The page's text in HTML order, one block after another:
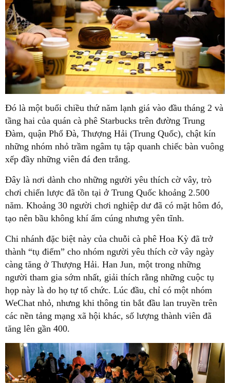
Đó là một buổi chiều thứ năm lạnh giá vào đầu tháng 2 và
tầng hai của quán cà phê Starbucks trên đường Trung
Đàm, quận Phổ Đà, Thượng Hải (Trung Quốc), chật kín
những nhóm nhỏ trầm ngâm tụ tập quanh chiếc bàn vuông
xếp đầy những viên đá đen trắng.
Đây là nơi dành cho những người yêu thích cờ vây, trò
chơi chiến lược đã tồn tại ở Trung Quốc khoảng 2.500
năm. Khoảng 30 người chơi nghiệp dư đã có mặt hôm đó,
tạo nên bầu không khí ấm cúng nhưng yên tĩnh.
Chi nhánh đặc biệt này của chuỗi cà phê Hoa Kỳ đã trở
thành “tụ điểm” cho nhóm người yêu thích cờ vây ngày
càng tăng ở Thượng Hải. Han Jun, một trong những
người tham gia sớm nhất, giải thích rằng những cuộc tụ
họp này là do họ tự tổ chức. Lúc đầu, chỉ có một nhóm
WeChat nhỏ, nhưng khi thông tin bắt đầu lan truyền trên
các nền tảng mạng xã hội khác, số lượng thành viên đã
tăng lên gần 400.